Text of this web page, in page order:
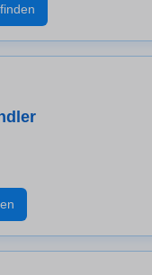
Hand: Finde
Probefahrt
Marken und
für
Garantiepakete und